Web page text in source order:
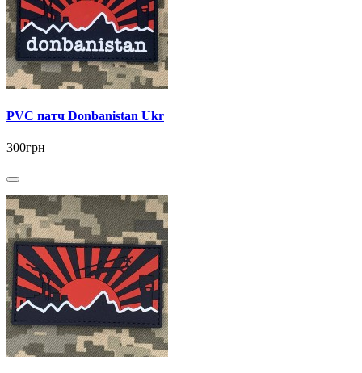
PVC патч Donbanistan Ukr
300грн